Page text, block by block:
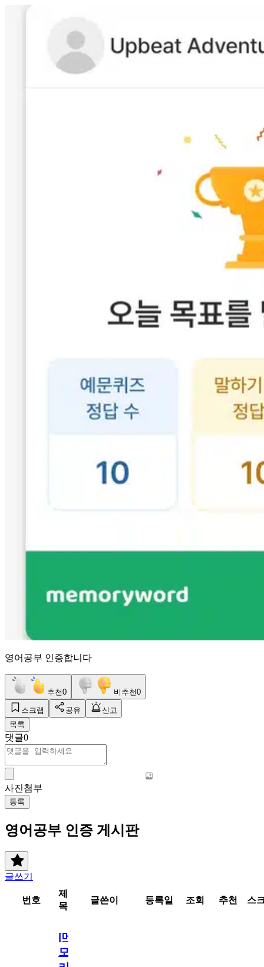
영어공부 인증합니다
추천0 비추천0
스크랩 공유
신고
목록
댓글0
사진첨부
등록
영어공부 인증 게시판
글쓰기
번호
제
목
글쓴이 등록일 조회 추천 스
[메
모